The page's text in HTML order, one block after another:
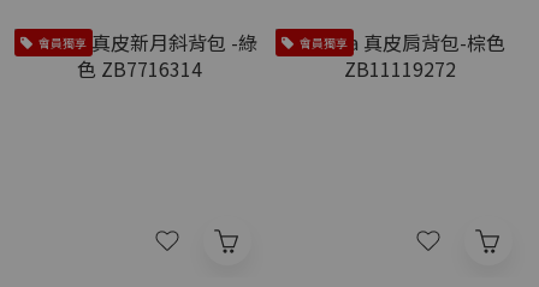
會員獨享 會員獨享